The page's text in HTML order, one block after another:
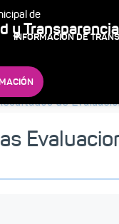
de
y Transparencia
INFORMACIÓN DE
de